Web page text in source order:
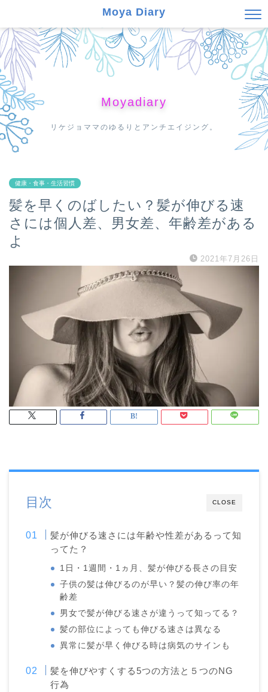
Moya Diary
Moyadiary
リケジョママのゆるりとアンチエイジング。
健康・食事・生活習慣
髪を早くのばしたい？髪が伸びる速
さには個人差、男女差、年齢差がある
よ
2021年7月26日
CLOSE
目次
髪が伸びる速さには年齢や性差があるって知
ってた？
1日・1週間・1ヵ月、髪が伸びる長さの目安
子供の髪は伸びるのが早い？髪の伸び率の年
齢差
男女で髪が伸びる速さが違うって知ってる？
髪の部位によっても伸びる速さは異なる
異常に髪が早く伸びる時は病気のサインも
髪を伸びやすくする5つの方法と５つのNG
行為